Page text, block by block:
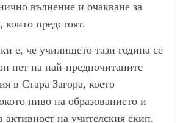
вълнение и очакване за
предстоят.
е, че училището тази година се
пет на най-предпочитаните
в Стара Загора, което
ниво на образованието и
активност на учителския екип.